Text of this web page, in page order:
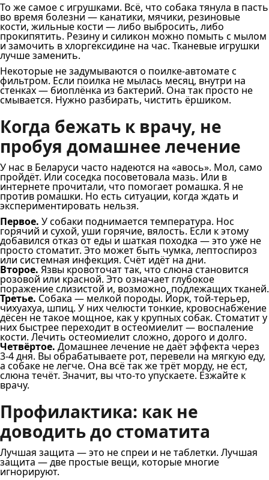
То же самое с игрушками. Всё, что собака тянула в пасть
во время болезни — канатики, мячики, резиновые
кости, жильные кости — либо выбросить, либо
прокипятить. Резину и силикон можно помыть с мылом
и замочить в хлоргексидине на час. Тканевые игрушки
лучше заменить.
Некоторые не задумываются о поилке-автомате с
фильтром. Если поилка не мылась месяц, внутри на
стенках — биоплёнка из бактерий. Она так просто не
смывается. Нужно разбирать, чистить ёршиком.
Когда бежать к врачу, не
пробуя домашнее лечение
У нас в Беларуси часто надеются на «авось». Мол, само
пройдёт. Или соседка посоветовала мазь. Или в
интернете прочитали, что помогает ромашка. Я не
против ромашки. Но есть ситуации, когда ждать и
экспериментировать нельзя.
Первое. У собаки поднимается температура. Нос
горячий и сухой, уши горячие, вялость. Если к этому
добавился отказ от еды и шаткая походка — это уже не
просто стоматит. Это может быть чумка, лептоспироз
или системная инфекция. Счёт идёт на дни.
Второе. Язвы кровоточат так, что слюна становится
розовой или красной. Это означает глубокое
поражение слизистой и, возможно, подлежащих тканей.
Третье. Собака — мелкой породы. Йорк, той-терьер,
чихуахуа, шпиц. У них челюсти тонкие, кровоснабжение
дёсен не такое мощное, как у крупных собак. Стоматит у
них быстрее переходит в остеомиелит — воспаление
кости. Лечить остеомиелит сложно, дорого и долго.
Четвёртое. Домашнее лечение не даёт эффекта через
3-4 дня. Вы обрабатываете рот, перевели на мягкую еду,
а собаке не легче. Она всё так же трёт морду, не ест,
слюна течёт. Значит, вы что-то упускаете. Езжайте к
врачу.
Профилактика: как не
доводить до стоматита
Лучшая защита — это не спреи и не таблетки. Лучшая
защита — две простые вещи, которые многие
игнорируют.